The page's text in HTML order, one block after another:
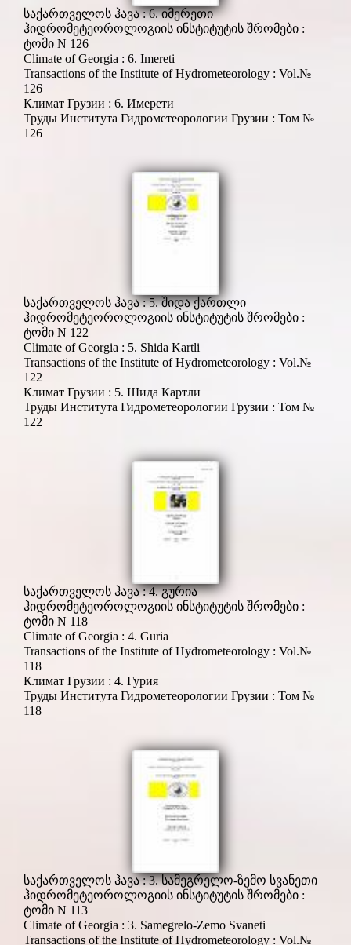
საქართველოს ჰავა : 6. იმერეთი
ჰიდრომეტეოროლოგიის ინსტიტუტის შრომები :
ტომი N 126
Climate of Georgia : 6. Imereti
Transactions of the Institute of Hydrometeorology : Vol.№
126
Климат Грузии : 6. Имерети
Труды Института Гидрометеорологии Грузии : Том №
126
საქართველოს ჰავა : 5. შიდა ქართლი
ჰიდრომეტეოროლოგიის ინსტიტუტის შრომები :
ტომი N 122
Climate of Georgia : 5. Shida Kartli
Transactions of the Institute of Hydrometeorology : Vol.№
122
Климат Грузии : 5. Шида Картли
Труды Института Гидрометеорологии Грузии : Том №
122
საქართველოს ჰავა : 4. გურია
ჰიდრომეტეოროლოგიის ინსტიტუტის შრომები :
ტომი N 118
Climate of Georgia : 4. Guria
Transactions of the Institute of Hydrometeorology : Vol.№
118
Климат Грузии : 4. Гурия
Труды Института Гидрометеорологии Грузии : Том №
118
საქართველოს ჰავა : 3. სამეგრელო-ზემო სვანეთი
ჰიდრომეტეოროლოგიის ინსტიტუტის შრომები :
ტომი N 113
Climate of Georgia : 3. Samegrelo-Zemo Svaneti
Transactions of the Institute of Hydrometeorology : Vol.№